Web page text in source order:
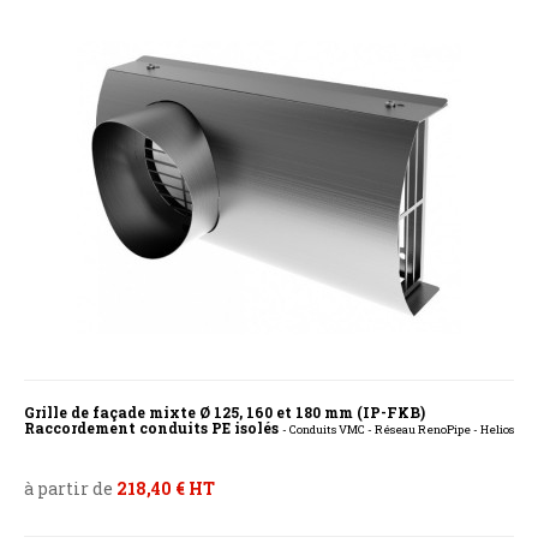
Grille de façade mixte Ø 125, 160 et 180 mm (IP-FKB)
Raccordement conduits PE isolés - Conduits VMC - Réseau RenoPipe - Helios
à partir de 218,40 € HT